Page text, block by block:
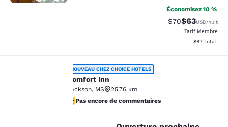
Économisez 10 %
Tarif barré :
$70Tarif réduit :
$63USD/nuit
Tarif Membre
Afficher les
$67 total
Comfort InnNOUVEAU CHEZ CHOICE HOTELS
Comfort Inn
Jackson, MS
25.76 km
Pas encore de commentaires
Pas encore de commentaires